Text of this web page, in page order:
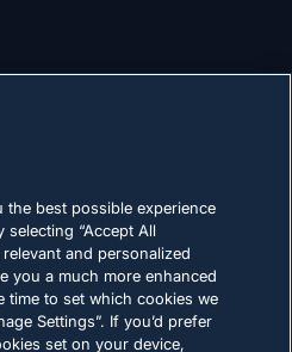
the best possible experience
“Accept All
and personalized
you a much more enhanced
time to set which cookies we
Settings”. If you’d prefer
set on your device,